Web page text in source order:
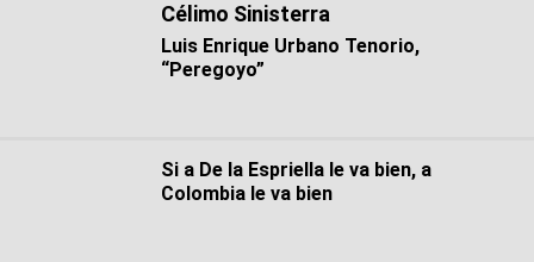
Célimo Sinisterra
Luis Enrique Urbano Tenorio,
“Peregoyo”
Si a De la Espriella le va bien, a
Colombia le va bien